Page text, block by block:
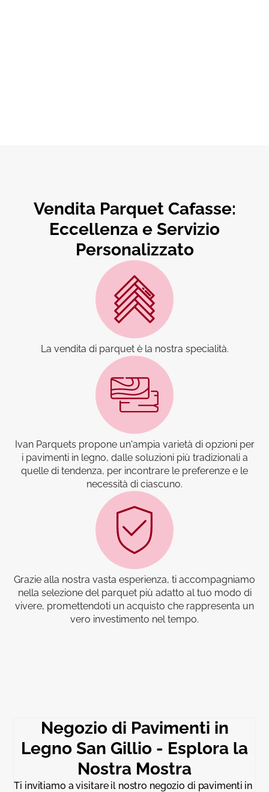
Vendita Parquet Cafasse:
Eccellenza e Servizio
Personalizzato
La vendita di parquet è la nostra specialità.
Ivan Parquets propone un'ampia varietà di opzioni per
i pavimenti in legno, dalle soluzioni più tradizionali a
quelle di tendenza, per incontrare le preferenze e le
necessità di ciascuno.
Grazie alla nostra vasta esperienza, ti accompagniamo
nella selezione del parquet più adatto al tuo modo di
vivere, promettendoti un acquisto che rappresenta un
vero investimento nel tempo.
Negozio di Pavimenti in
Legno San Gillio - Esplora la
Nostra Mostra
Ti invitiamo a visitare il nostro negozio di pavimenti in